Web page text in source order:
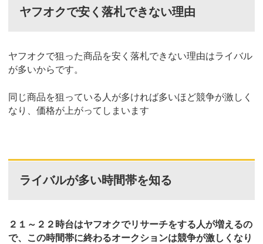
ヤフオクで安く落札できない理由
ヤフオクで狙った商品を安く落札できない理由はライバル
が多いからです。
同じ商品を狙っている人が多ければ多いほど競争が激しく
なり、価格が上がってしまいます
ライバルが多い時間帯を知る
２１～２２時台はヤフオクでリサーチをする人が増えるの
で、この時間帯に終わるオークションは競争が激しくなり